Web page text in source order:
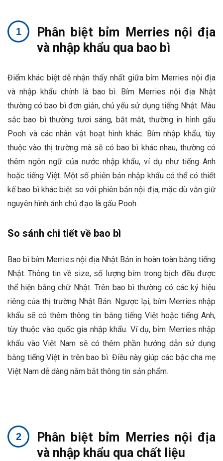
Phân biệt bỉm Merries nội địa
và nhập khẩu qua bao bì
Điểm khác biệt dễ nhận thấy nhất giữa bỉm Merries nội địa
và nhập khẩu chính là bao bì. Bỉm Merries nội địa Nhật
thường có bao bì đơn giản, chủ yếu sử dụng tiếng Nhật. Màu
sắc bao bì thường tươi sáng, bắt mắt, thường in hình gấu
Pooh và các nhân vật hoạt hình khác. Bỉm nhập khẩu, tùy
thuộc vào thị trường mà sẽ có bao bì khác nhau, thường có
thêm ngôn ngữ của nước nhập khẩu, ví dụ như tiếng Anh
hoặc tiếng Việt. Một số phiên bản nhập khẩu có thể có thiết
kế bao bì khác biệt so với phiên bản nội địa, mặc dù vẫn giữ
nguyên hình ảnh chủ đạo là gấu Pooh.
So sánh chi tiết về bao bì
Bao bì bỉm Merries nội địa Nhật Bản in hoàn toàn bằng tiếng
Nhật. Thông tin về size, số lượng bỉm trong bịch đều được
thể hiện bằng chữ Nhật. Trên bao bì thường có các ký hiệu
riêng của thị trường Nhật Bản. Ngược lại, bỉm Merries nhập
khẩu sẽ có thêm thông tin bằng tiếng Việt hoặc tiếng Anh,
tùy thuộc vào quốc gia nhập khẩu. Ví dụ, bỉm Merries nhập
khẩu vào Việt Nam sẽ có thêm phần hướng dẫn sử dụng
bằng tiếng Việt in trên bao bì. Điều này giúp các bậc cha mẹ
Việt Nam dễ dàng nắm bắt thông tin sản phẩm.
Phân biệt bỉm Merries nội địa
và nhập khẩu qua chất liệu